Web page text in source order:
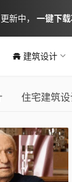
建筑设计
宿 / 反几建筑
住宅建筑
新中， 一键下载